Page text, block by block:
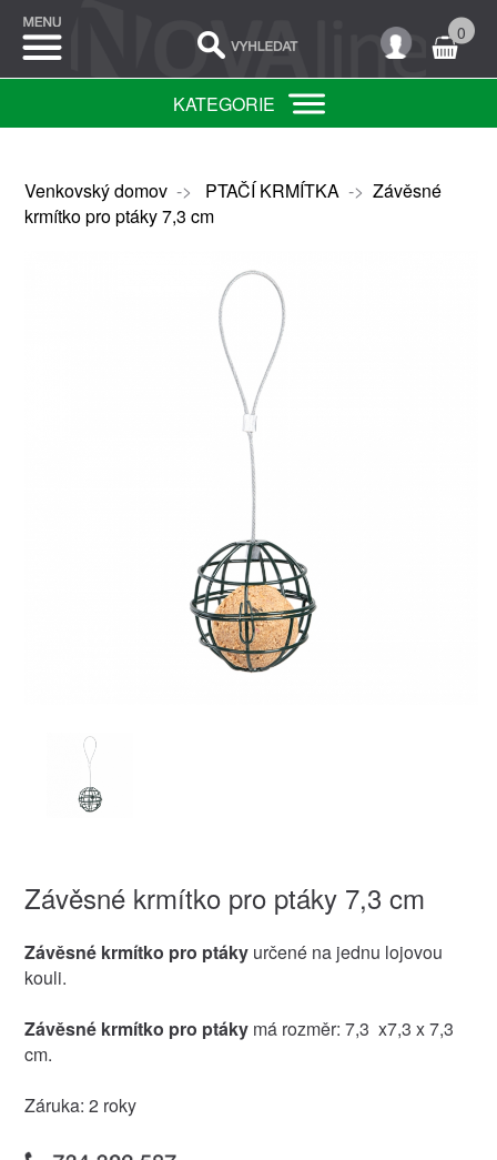
0
KATEGORIE
Venkovský domov-> PTAČÍ KRMÍTKA-> Závěsné
krmítko pro ptáky 7,3 cm
Závěsné krmítko pro ptáky 7,3 cm
Závěsné krmítko pro ptákyurčené na jednu lojovou
kouli.
Závěsné krmítko pro ptákymá rozměr: 7,3 x7,3 x 7,3
cm.
Záruka: 2 roky